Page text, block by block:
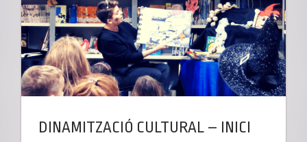
DINAMITZACIÓ CULTURAL – INICI